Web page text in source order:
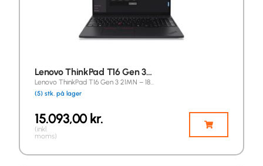
Lenovo ThinkPad T16 Gen 3…
Lenovo ThinkPad T16 Gen 3 21MN – 18…
(5) stk. på lager
15.093,00kr.
(inkl.
moms)